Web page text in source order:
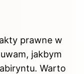
prawne w
jakbym
Warto